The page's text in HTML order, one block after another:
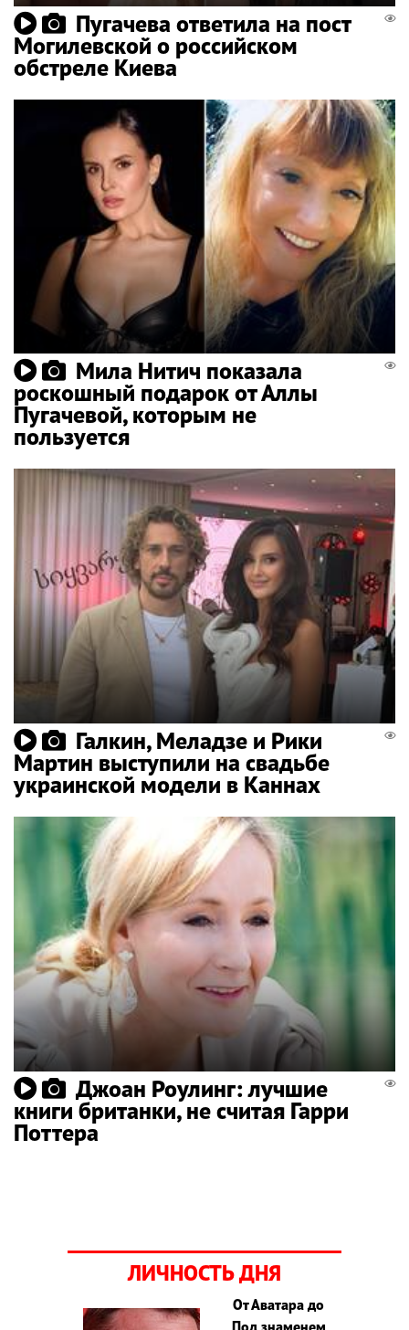
Пугачева ответила на пост
Могилевской о российском
обстреле Киева
Мила Нитич показала
роскошный подарок от Аллы
Пугачевой, которым не
пользуется
Галкин, Меладзе и Рики
Мартин выступили на свадьбе
украинской модели в Каннах
Джоан Роулинг: лучшие
книги британки, не считая Гарри
Поттера
ЛИЧНОСТЬ ДНЯ
От Аватара до
Под знаменем